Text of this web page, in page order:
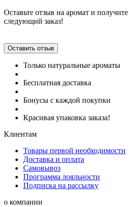
Оставьте отзыв на аромат и
следующий заказ!
Оставить отзыв
Только натуральные ароматы
Бесплатная доставка
Бонусы с каждой покупки
Красивая упаковка заказа!
Клиентам
Товары первой необходимости
Доставка и оплата
Самовывоз
Программа лояльности
Подписка на рассылку
о компании